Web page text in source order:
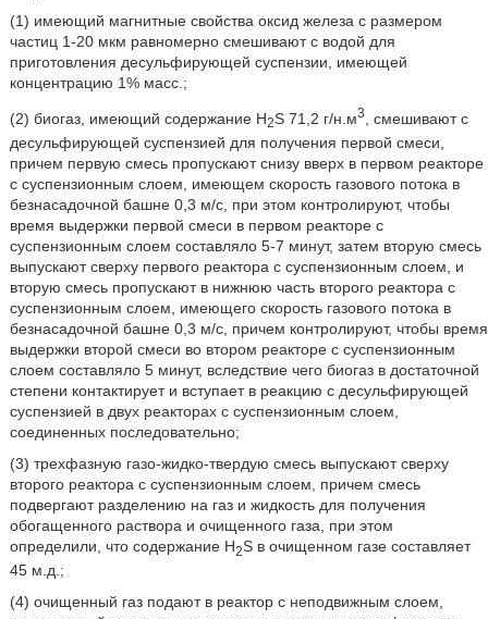
(1) имеющий магнитные свойства оксид железа с размером
частиц 1-20 мкм равномерно смешивают с водой для
приготовления десульфирующей суспензии, имеющей
концентрацию 1% масс.;
(2) биогаз, имеющий содержание H2S 71,2 г/н.м3
, смешивают с
десульфирующей суспензией для получения первой смеси,
причем первую смесь пропускают снизу вверх в первом реакторе
с суспензионным слоем, имеющем скорость газового потока в
безнасадочной башне 0,3 м/с, при этом контролируют, чтобы
время выдержки первой смеси в первом реакторе с
суспензионным слоем составляло 5-7 минут, затем вторую смесь
выпускают сверху первого реактора с суспензионным слоем, и
вторую смесь пропускают в нижнюю часть второго реактора с
суспензионным слоем, имеющего скорость газового потока в
безнасадочной башне 0,3 м/с, причем контролируют, чтобы время
выдержки второй смеси во втором реакторе с суспензионным
слоем составляло 5 минут, вследствие чего биогаз в достаточной
степени контактирует и вступает в реакцию с десульфирующей
суспензией в двух реакторах с суспензионным слоем,
соединенных последовательно;
(3) трехфазную газо-жидко-твердую смесь выпускают сверху
второго реактора с суспензионным слоем, причем смесь
подвергают разделению на газ и жидкость для получения
обогащенного раствора и очищенного газа, при этом
определили, что содержание H2S в очищенном газе составляет
45 м.д.;
(4) очищенный газ подают в реактор с неподвижным слоем,